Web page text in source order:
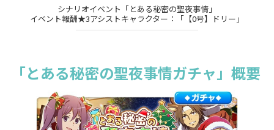
シナリオイベント「とある秘密の聖夜事情」
イベント報酬★3アシストキャラクター：「【0号】ドリー」
「とある秘密の聖夜事情ガチャ」概要